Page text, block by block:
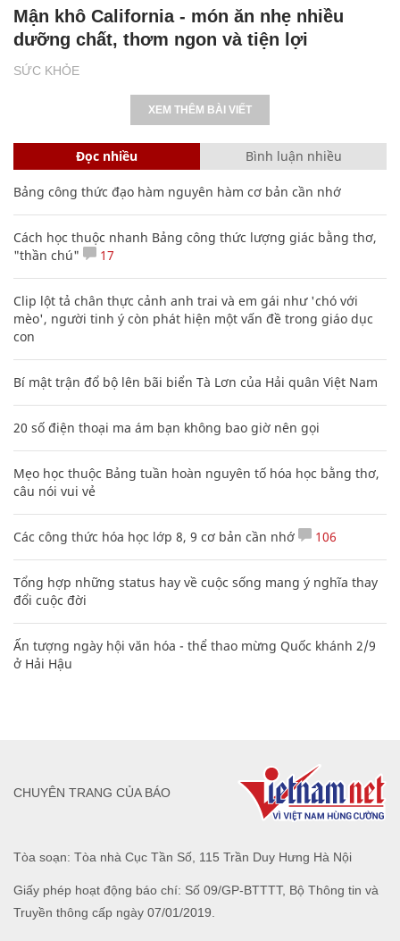
SỨC KHỎE
Mận khô California - món ăn nhẹ nhiều
dưỡng chất, thơm ngon và tiện lợi
XEM THÊM BÀI VIẾT
Đọc nhiều Bình luận nhiều
Bảng công thức đạo hàm nguyên hàm cơ bản cần nhớ
Cách học thuộc nhanh Bảng công thức lượng giác bằng thơ,
"thần chú"
17
Clip lột tả chân thực cảnh anh trai và em gái như 'chó với
mèo', người tinh ý còn phát hiện một vấn đề trong giáo dục
con
Bí mật trận đổ bộ lên bãi biển Tà Lơn của Hải quân Việt Nam
20 số điện thoại ma ám bạn không bao giờ nên gọi
Mẹo học thuộc Bảng tuần hoàn nguyên tố hóa học bằng thơ,
câu nói vui vẻ
Các công thức hóa học lớp 8, 9 cơ bản cần nhớ 106
Tổng hợp những status hay về cuộc sống mang ý nghĩa thay
đổi cuộc đời
Ấn tượng ngày hội văn hóa - thể thao mừng Quốc khánh 2/9
ở Hải Hậu
Tòa soạn: Tòa nhà Cục Tần Số, 115 Trần Duy Hưng Hà Nội
Giấy phép hoạt động báo chí: Số 09/GP-BTTTT, Bộ Thông tin và
Truyền thông cấp ngày 07/01/2019.
CHUYÊN TRANG CỦA BÁO